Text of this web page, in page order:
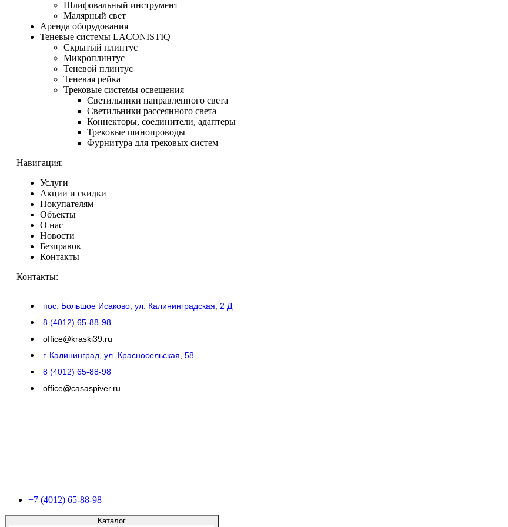
Шлифовальный инструмент
Малярный свет
Аренда оборудования
Теневые системы LACONISTIQ
Скрытый плинтус
Микроплинтус
Теневой плинтус
Теневая рейка
Трековые системы освещения
Светильники направленного света
Светильники рассеянного света
Коннекторы, соединители, адаптеры
Трековые шинопроводы
Фурнитура для трековых систем
Навигация:
Услуги
Акции и скидки
Покупателям
Объекты
О нас
Новости
Безправок
Контакты
Контакты:
пос. Большое Исаково, ул. Калининградская, 2 Д
8 (4012) 65-88-98
office@kraski39.ru
г. Калининград, ул. Красносельская, 58
8 (4012) 65-88-98
office@casaspiver.ru
+7 (4012) 65-88-98
Каталог